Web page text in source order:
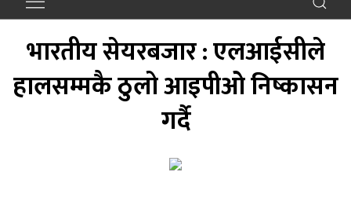
भारतीय सेयरबजार : एलआईसीले
हालसम्मकै ठुलो आइपीओ निष्कासन
गर्दै